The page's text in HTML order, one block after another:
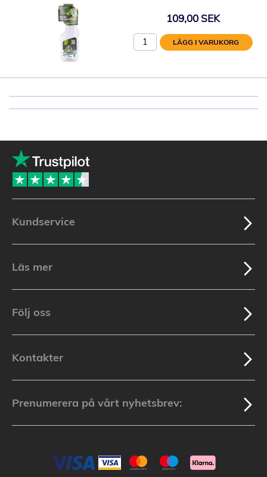
109,00 SEK
LÄGG I VARUKORG
Kundservice
Läs mer
Följ oss
Kontakter
Prenumerera på vårt nyhetsbrev: